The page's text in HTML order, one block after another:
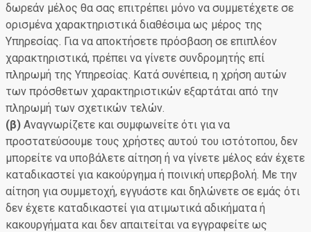
δωρεάν μέλος θα σας επιτρέπει μόνο να συμμετέχετε σε
ορισμένα χαρακτηριστικά διαθέσιμα ως μέρος της
Υπηρεσίας. Για να αποκτήσετε πρόσβαση σε επιπλέον
χαρακτηριστικά, πρέπει να γίνετε συνδρομητής επί
πληρωμή της Υπηρεσίας. Κατά συνέπεια, η χρήση αυτών
των πρόσθετων χαρακτηριστικών εξαρτάται από την
πληρωμή των σχετικών τελών.
(β) Αναγνωρίζετε και συμφωνείτε ότι για να
προστατεύσουμε τους χρήστες αυτού του ιστότοπου, δεν
μπορείτε να υποβάλετε αίτηση ή να γίνετε μέλος εάν έχετε
καταδικαστεί για κακούργημα ή ποινική υπερβολή. Με την
αίτηση για συμμετοχή, εγγυάστε και δηλώνετε σε εμάς ότι
δεν έχετε καταδικαστεί για ατιμωτικά αδικήματα ή
κακουργήματα και δεν απαιτείται να εγγραφείτε ως